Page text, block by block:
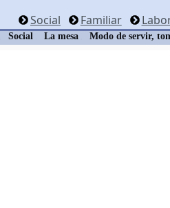
Social Familiar
Social La mesa Modo de servir,